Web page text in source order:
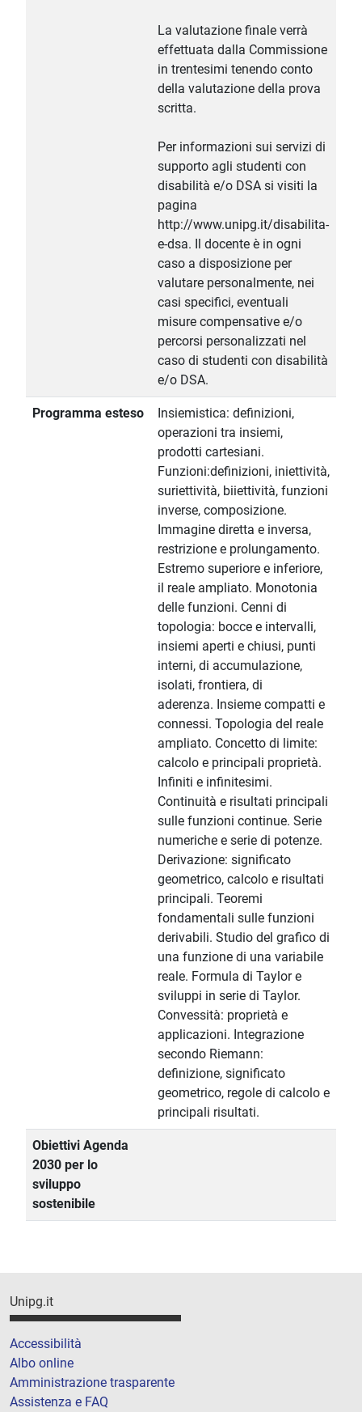
La valutazione finale verrà
effettuata dalla Commissione
in trentesimi tenendo conto
della valutazione della prova
scritta.
Per informazioni sui servizi di
supporto agli studenti con
disabilità e/o DSA si visiti la
pagina
http://www.unipg.it/disabilita-
e-dsa. Il docente è in ogni
caso a disposizione per
valutare personalmente, nei
casi specifici, eventuali
misure compensative e/o
percorsi personalizzati nel
caso di studenti con disabilità
e/o DSA.
Programma esteso
Insiemistica: definizioni,
operazioni tra insiemi,
prodotti cartesiani.
Funzioni:definizioni, iniettività,
suriettività, biiettività, funzioni
inverse, composizione.
Immagine diretta e inversa,
restrizione e prolungamento.
Estremo superiore e inferiore,
il reale ampliato. Monotonia
delle funzioni. Cenni di
topologia: bocce e intervalli,
insiemi aperti e chiusi, punti
interni, di accumulazione,
isolati, frontiera, di
aderenza. Insieme compatti e
connessi. Topologia del reale
ampliato. Concetto di limite:
calcolo e principali proprietà.
Infiniti e infinitesimi.
Continuità e risultati principali
sulle funzioni continue. Serie
numeriche e serie di potenze.
Derivazione: significato
geometrico, calcolo e risultati
principali. Teoremi
fondamentali sulle funzioni
derivabili. Studio del grafico di
una funzione di una variabile
reale. Formula di Taylor e
sviluppi in serie di Taylor.
Convessità: proprietà e
applicazioni. Integrazione
secondo Riemann:
definizione, significato
geometrico, regole di calcolo e
principali risultati.
Obiettivi Agenda
2030 per lo
sviluppo
sostenibile
Unipg.it
Accessibilità
Albo online
Amministrazione trasparente
Assistenza e FAQ